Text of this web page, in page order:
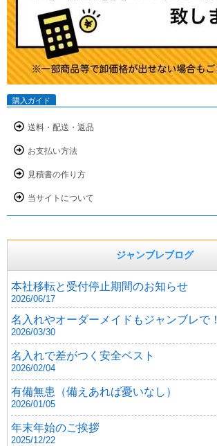
購入ガイド
送料・配送・返品
お支払い方法
見積書の作り方
当サイトについて
ジャンブレブログ
本社移転と受付停止期間のお知らせ
2026/06/17
名入れやオーダーメイドもジャンブレで！
2026/03/30
名入れで差がつく安全ベスト
2026/02/04
有備無患（備えあれば憂いなし）
2026/01/05
年末年始のご挨拶
2025/12/22